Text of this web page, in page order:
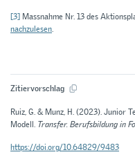
[3] Massnahme Nr. 13 des
nachzulesen.
Zitiervorschlag
Ruiz, G. & Munz, H. (2023). Junior
Modell. Transfer. Berufsbildung in
https://doi.org/10.64829/9483